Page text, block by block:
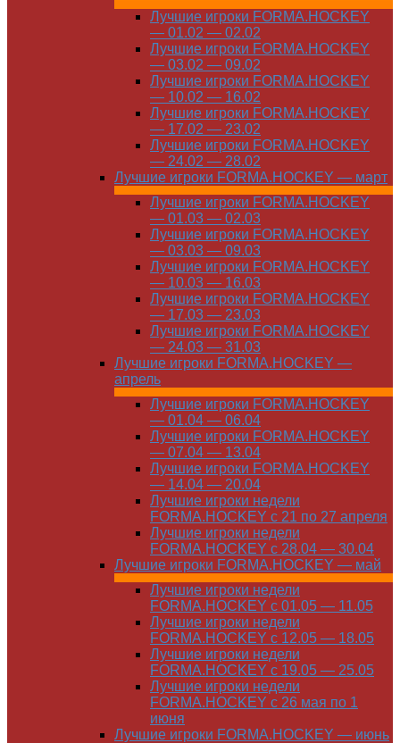
Лучшие игроки FORMA.HOCKEY
— 01.02 — 02.02
Лучшие игроки FORMA.HOCKEY
— 03.02 — 09.02
Лучшие игроки FORMA.HOCKEY
— 10.02 — 16.02
Лучшие игроки FORMA.HOCKEY
— 17.02 — 23.02
Лучшие игроки FORMA.HOCKEY
— 24.02 — 28.02
Лучшие игроки FORMA.HOCKEY — март
Лучшие игроки FORMA.HOCKEY
— 01.03 — 02.03
Лучшие игроки FORMA.HOCKEY
— 03.03 — 09.03
Лучшие игроки FORMA.HOCKEY
— 10.03 — 16.03
Лучшие игроки FORMA.HOCKEY
— 17.03 — 23.03
Лучшие игроки FORMA.HOCKEY
— 24.03 — 31.03
Лучшие игроки FORMA.HOCKEY —
апрель
Лучшие игроки FORMA.HOCKEY
— 01.04 — 06.04
Лучшие игроки FORMA.HOCKEY
— 07.04 — 13.04
Лучшие игроки FORMA.HOCKEY
— 14.04 — 20.04
Лучшие игроки недели
FORMA.HOCKEY с 21 по 27 апреля
Лучшие игроки недели
FORMA.HOCKEY с 28.04 — 30.04
Лучшие игроки FORMA.HOCKEY — май
Лучшие игроки недели
FORMA.HOCKEY с 01.05 — 11.05
Лучшие игроки недели
FORMA.HOCKEY с 12.05 — 18.05
Лучшие игроки недели
FORMA.HOCKEY с 19.05 — 25.05
Лучшие игроки недели
FORMA.HOCKEY с 26 мая по 1
июня
Лучшие игроки FORMA.HOCKEY — июнь